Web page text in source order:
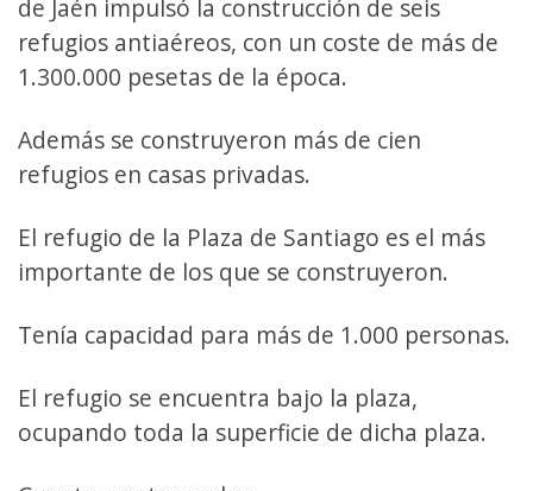
de Jaén impulsó la construcción de seis
refugios antiaéreos, con un coste de más de
1.300.000 pesetas de la época.
Además se construyeron más de cien
refugios en casas privadas.
El refugio de la Plaza de Santiago es el más
importante de los que se construyeron.
Tenía capacidad para más de 1.000 personas.
El refugio se encuentra bajo la plaza,
ocupando toda la superficie de dicha plaza.